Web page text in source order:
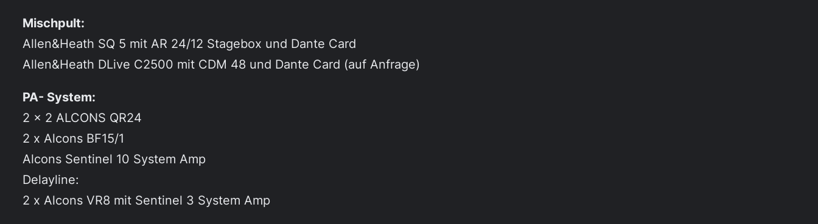
Mischpult:
Allen&Heath SQ 5 mit AR 24/12 Stagebox und Dante Card
Allen&Heath DLive C2500 mit CDM 48 und Dante Card (auf Anfrage)
PA- System:
2 x 2 ALCONS QR24
2 x Alcons BF15/1
Alcons Sentinel 10 System Amp
Delayline:
2 x Alcons VR8 mit Sentinel 3 System Amp